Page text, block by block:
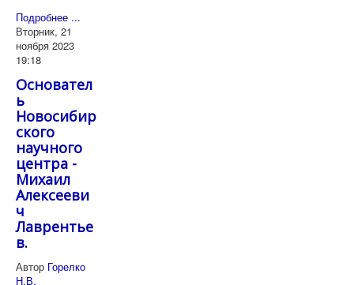
Подробнее ...
Вторник, 21
ноября 2023
19:18
Основател
ь
Новосибир
ского
научного
центра -
Михаил
Алексееви
ч
Лаврентье
в.
Автор Горелко
Н.В.